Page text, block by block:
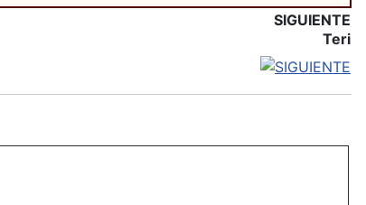
SIGUIENTE
Teri